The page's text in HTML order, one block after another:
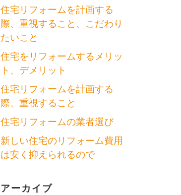
住宅リフォームを計画する
際、重視すること、こだわり
たいこと
住宅をリフォームするメリッ
ト、デメリット
住宅リフォームを計画する
際、重視すること
住宅リフォームの業者選び
新しい住宅のリフォーム費用
は安く抑えられるので
アーカイブ